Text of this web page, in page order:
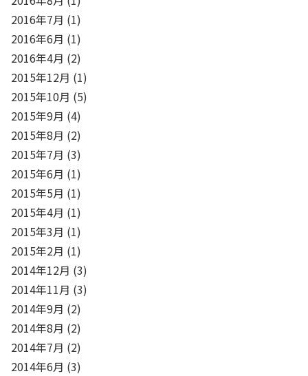
2016年7月 (1)
2016年6月 (1)
2016年4月 (2)
2015年12月 (1)
2015年10月 (5)
2015年9月 (4)
2015年8月 (2)
2015年7月 (3)
2015年6月 (1)
2015年5月 (1)
2015年4月 (1)
2015年3月 (1)
2015年2月 (1)
2014年12月 (3)
2014年11月 (3)
2014年9月 (2)
2014年8月 (2)
2014年7月 (2)
2014年6月 (3)